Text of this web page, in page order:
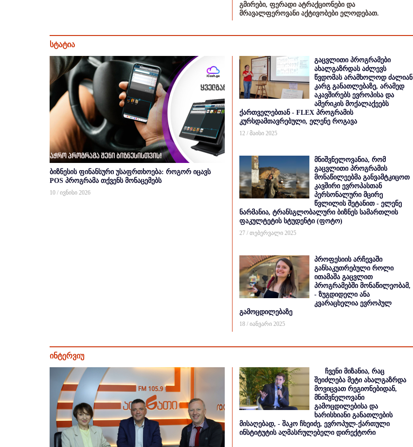
გმირები, ფერადი ატრაქციონები და
მრავალფეროვანი აქტივობები ელოდებათ.
სტატია
ბიზნესის ფინანსური უსაფრთხოება: როგორ იცავს
POS პროგრამა თქვენს მონაცემებს
10 / ივნისი 2026
გაცვლითი პროგრამები
ახალგაზრდას აძლევს
წვდომას არამხოლოდ ძალიან
კარგ განათლებაზე, არამედ
აკავშირებს ევროპისა და
ამერიკის მოქალაქეებს
ქართველებთან - FLEX პროგრამის
კურსდამთავრებული, ელენე როგავა
12 / მაისი 2025
მნიშვნელოვანია, რომ
გაცვლითი პროგრამის
მონაწილეებმა განვამტკიცოთ
კავშირი ევროპასთან
პერსონალური მცირე
წვლილის შეტანით - ელენე
ნარმანია, ტრანსგლობალური ბიზნეს სამართლის
ფაკულტეტის სტუდენტი (ფოტო)
27 / თებერვალი 2025
პროფესიის არჩევაში
განსაკუთრებული როლი
ითამაშა გაცვლით
პროგრამებში მონაწილეობამ,
- ზუგდიდელი ანა
კვარაცხელია ევროპულ
გამოცდილებაზე
18 / იანვარი 2025
ინტერვიუ
ჩვენი მიზანია, რაც
შეიძლება მეტი ახალგაზრდა
მოვიცვათ რეგიონებიდან,
მნიშვნელოვანი
გამოცდილებისა და
ხარისხიანი განათლების
მისაღებად, - შაკო ჩხეიძე, ევროპულ-ქართული
ინსტიტუტის აღმასრულებელი დირექტორი